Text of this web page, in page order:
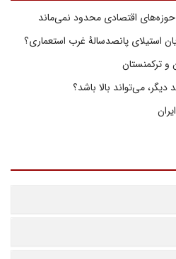
اقتصادی محدود نمی‌ماند
استیلای پانصدسالۀ غرب استعماری؟
و ترکمنستان
می‌تواند بالا باشد؟